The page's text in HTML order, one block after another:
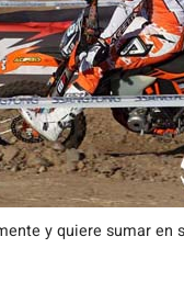
y quiere sumar en